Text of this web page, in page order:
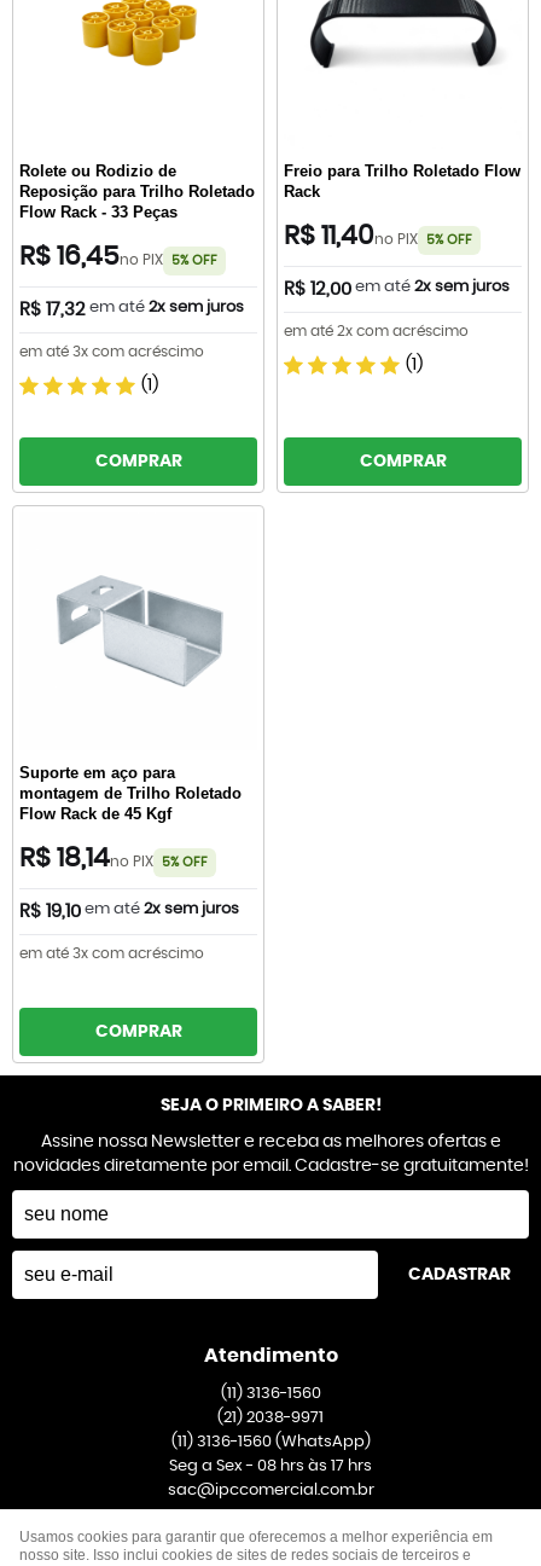
Rolete ou Rodizio de
Reposição para Trilho Roletado
Flow Rack - 33 Peças
R$ 16,45no PIX 5% OFF
R$ 17,32 em até 2x sem juros
em até 3x com acréscimo
(1)
COMPRAR
Freio para Trilho Roletado Flow
Rack
R$ 11,40no PIX 5% OFF
R$ 12,00 em até 2x sem juros
em até 2x com acréscimo
(1)
COMPRAR
Suporte em aço para
montagem de Trilho Roletado
Flow Rack de 45 Kgf
R$ 18,14no PIX 5% OFF
R$ 19,10 em até 2x sem juros
em até 3x com acréscimo
COMPRAR
SEJA O PRIMEIRO A SABER!
Assine nossa Newsletter e receba as melhores ofertas e
novidades diretamente por email. Cadastre-se gratuitamente!
CADASTRAR
Atendimento
(11)3136-1560
(21) 2038-9971
(11)3136-1560 (WhatsApp)
Seg a Sex - 08 hrs às 17 hrs
sac@ipccomercial.com.br
Endereço
Usamos cookies para garantir que oferecemos a melhor experiência em
nosso site. Isso inclui cookies de sites de redes sociais de terceiros e